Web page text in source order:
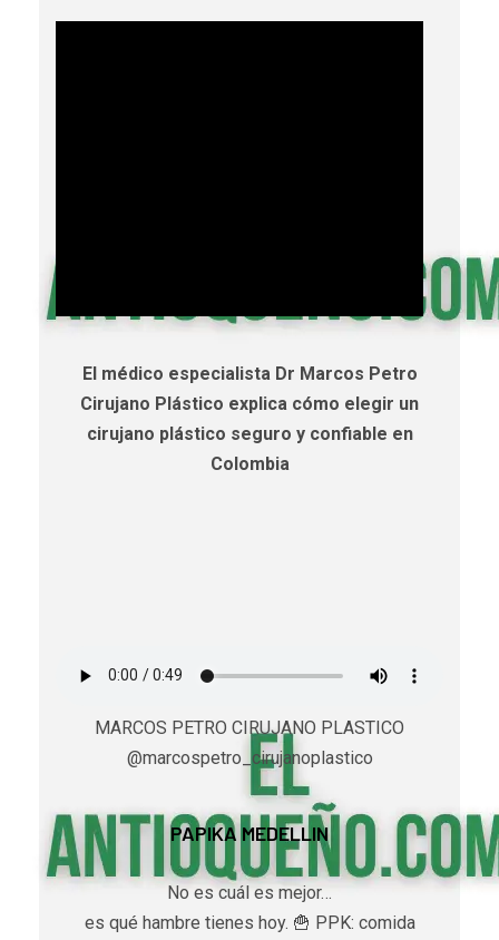
El médico especialista Dr Marcos Petro
Cirujano Plástico explica cómo elegir un
cirujano plástico seguro y confiable en
Colombia
MARCOS PETRO CIRUJANO PLASTICO
@marcospetro_cirujanoplastico
PAPIKA MEDELLIN
No es cuál es mejor…
es qué hambre tienes hoy. 🍟 PPK: comida